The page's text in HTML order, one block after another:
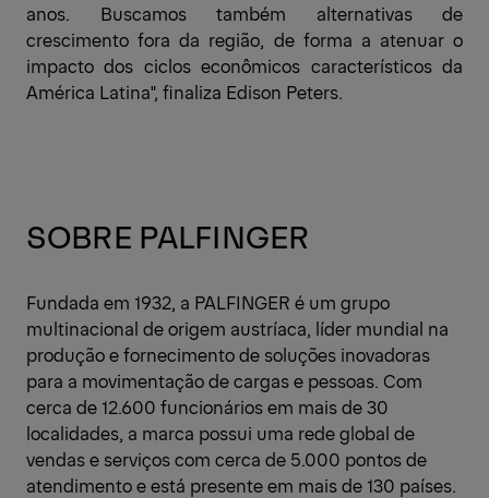
anos. Buscamos também alternativas de
crescimento fora da região, de forma a atenuar o
impacto dos ciclos econômicos característicos da
América Latina", finaliza Edison Peters.
SOBRE PALFINGER
Fundada em 1932, a PALFINGER é um grupo
multinacional de origem austríaca, líder mundial na
produção e fornecimento de soluções inovadoras
para a movimentação de cargas e pessoas. Com
cerca de 12.600 funcionários em mais de 30
localidades, a marca possui uma rede global de
vendas e serviços com cerca de 5.000 pontos de
atendimento e está presente em mais de 130 países.